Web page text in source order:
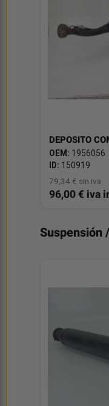
DEPOSITO
OEM: 1956056
ID: 150919
79,34 € sin iva
96,00 € iva
Suspensión